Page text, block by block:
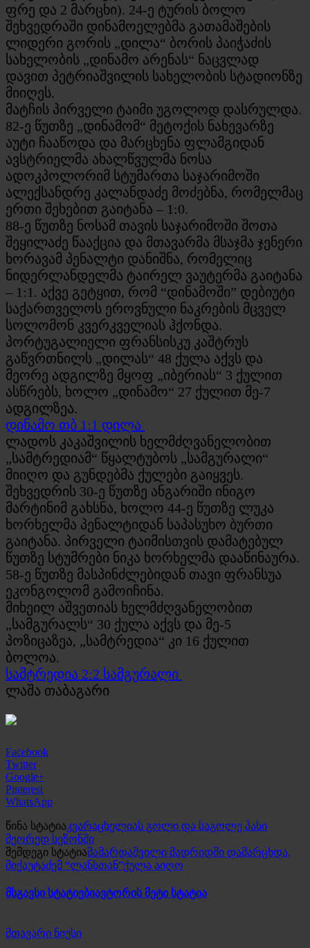
ფრე და 2 მარცხი). 24-ე ტურის ბოლო
შეხვედრაში დინამოელებმა გათამაშების
ლიდერი გორის „დილა“ ბორის პაიჭაძის
სახელობის „დინამო არენას“ ნაცვლად
დავით პეტრიაშვილის სახელობის სტადიონზე
მიიღეს.
მატჩის პირველი ტაიმი უგოლოდ დასრულდა.
82-ე წუთზე „დინამომ“ მეტოქის ნახევარზე
აუტი ჩააწოდა და მარცხენა ფლამგიდან
ავსტრიელმა ახალწვულმა ნოსა
ადოკპოლორიმ სტუმართა საჯარიმოში
ალექსანდრე კალანდაძე მოძებნა, რომელმაც
ერთი შეხებით გაიტანა – 1:0.
88-ე წუთზე ნოსამ თავის საჯარიმოში შოთა
შეყილაძე წააქცია და მთავარმა მსაჯმა ჯენერი
ხორავამ პენალტი დანიშნა, რომელიც
ნიდერლანდელმა ტაირელ ვაუტერმა გაიტანა
– 1:1. აქვე გეტყით, რომ “დინამოში” დებიუტი
საქართველოს ეროვნული ნაკრების მცველ
სოლომონ კვერკველიას ჰქონდა.
პორტუგალიელი ფრანსისკუ კაშტრუს
გაწვრთნილს „დილას“ 48 ქულა აქვს და
მეორე ადგილზე მყოფ „იბერიას“ 3 ქულით
ასწრებს, ხოლო „დინამო“ 27 ქულით მე-7
ადგილზეა.
დინამო თბ 1:1 დილა
ლადოს კაკაშვილის ხელმძღვანელობით
„სამტრედიამ“ წყალტუბოს „სამგურალი“
მიიღო და გუნდებმა ქულები გაიყვეს.
შეხვედრის 30-ე წუთზე ანგარიში ინიგო
მარტინიმ გახსნა, ხოლო 44-ე წუთზე ლუკა
ხორხელმა პენალტიდან საპასუხო ბურთი
გაიტანა. პირველი ტაიმისთვის დამატებულ
წუთზე სტუმრები ნიკა ხორხელმა დააწინაურა.
58-ე წუთზე მასპინძლებიდან თავი ფრანსუა
ეკონგოლომ გამოიჩინა.
მიხეილ აშვეთიას ხელმძღვანელობით
„სამგურალს“ 30 ქულა აქვს და მე-5
პოზიცაზეა, „სამტრედია“ კი 16 ქულით
ბოლოა.
სამტრედია 2:2 სამგურალი
ლაშა თაბაგარი
Facebook
Twitter
Google+
Pinterest
WhatsApp
წინა სტატიაკვარაცხელიას გოლი და საგოლე პასი
მეორედ სეზონში
შემდეგი სტატიამამარდაშვილი მადრიდში დამარცხდა,
მიქაუტაძემ “ლანსთან”ქულა აიღო
მსგავსი სტატიებიავტორის მეტი სტატია
მთავარი ნიუსი